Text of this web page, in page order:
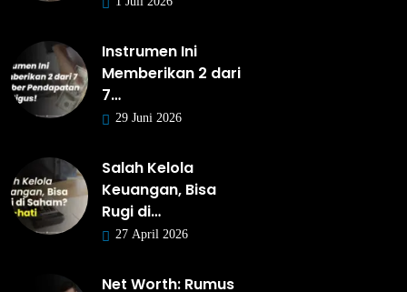
Instrumen Ini
Memberikan 2 dari
7…
29 Juni 2026
Salah Kelola
Keuangan, Bisa
Rugi di…
27 April 2026
Net Worth: Rumus